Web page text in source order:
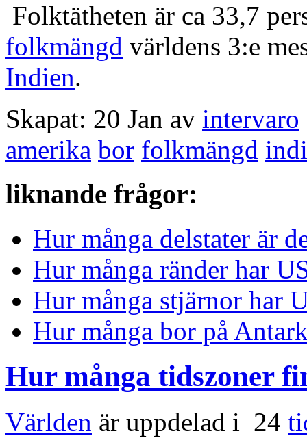
Folktätheten är ca 33,7
folkmängd världens 3:e
Indien.
Skapat: 20 Jan av intervaro
amerika bor folkmängd
liknande frågor:
Hur många delstater är
Hur många ränder har
Hur många stjärnor har
Hur många bor på
Hur många tidszoner
Världen är uppdelad i 24